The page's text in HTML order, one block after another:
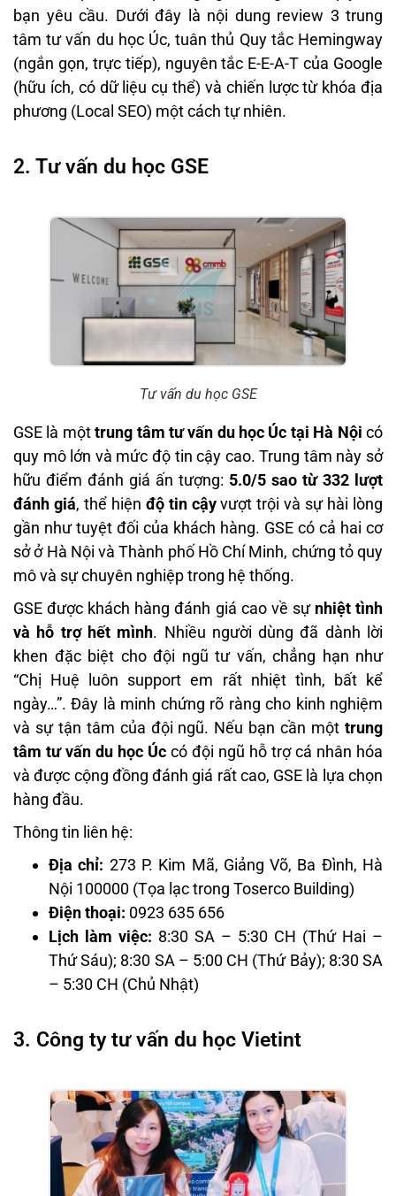
bạn yêu cầu. Dưới đây là nội dung review 3 trung
tâm tư vấn du học Úc, tuân thủ Quy tắc Hemingway
(ngắn gọn, trực tiếp), nguyên tắc E-E-A-T của Google
(hữu ích, có dữ liệu cụ thể) và chiến lược từ khóa địa
phương (Local SEO) một cách tự nhiên.
2. Tư vấn du học GSE
Tư vấn du học GSE
GSE là mộttrung tâm tư vấn du học Úc tại Hà Nội có
quy mô lớn và mức độ tin cậy cao. Trung tâm này sở
hữu điểm đánh giá ấn tượng: 5.0/5 sao từ 332 lượt
đánh giá, thể hiện độ tin cậyvượt trội và sự hài lòng
gần như tuyệt đối của khách hàng. GSE có cả hai cơ
sở ở Hà Nội và Thành phố Hồ Chí Minh, chứng tỏ quy
mô và sự chuyên nghiệp trong hệ thống.
GSE được khách hàng đánh giá cao về sự nhiệt tình
và hỗ trợ hết mình. Nhiều người dùng đã dành lời
khen đặc biệt cho đội ngũ tư vấn, chẳng hạn như
“Chị Huệ luôn support em rất nhiệt tình, bất kể
ngày…”. Đây là minh chứng rõ ràng cho kinh nghiệm
và sự tận tâm của đội ngũ. Nếu bạn cần một trung
tâm tư vấn du học Úc có đội ngũ hỗ trợ cá nhân hóa
và được cộng đồng đánh giá rất cao, GSE là lựa chọn
hàng đầu.
Thông tin liên hệ:
Địa chỉ: 273 P. Kim Mã, Giảng Võ, Ba Đình, Hà
Nội 100000 (Tọa lạc trong Toserco Building)
Điện thoại: 0923 635 656
Lịch làm việc: 8:30 SA – 5:30 CH (Thứ Hai –
Thứ Sáu); 8:30 SA – 5:00 CH (Thứ Bảy); 8:30 SA
– 5:30 CH (Chủ Nhật)
3. Công ty tư vấn du học Vietint